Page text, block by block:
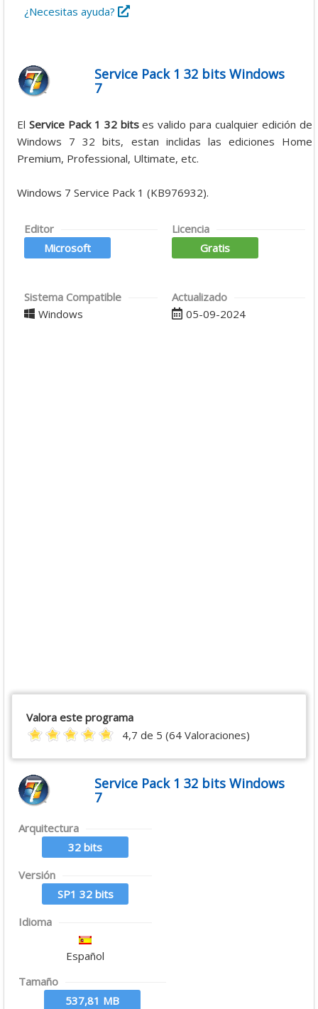
¿Necesitas ayuda?
Service Pack 1 32 bits Windows
7
El Service Pack 1 32 bitses valido para cualquier edición de
Windows 7 32 bits, estan inclidas las ediciones Home
Premium, Professional, Ultimate, etc.
Windows 7 Service Pack 1 (KB976932).
Editor
Microsoft
Licencia
Gratis
Sistema Compatible
Windows
Actualizado
05-09-2024
Valora este programa
4,7 de 5 (64 Valoraciones)
Service Pack 1 32 bits Windows
7
Arquitectura
32 bits
Versión
SP1 32 bits
Idioma
Español
Tamaño
537,81 MB